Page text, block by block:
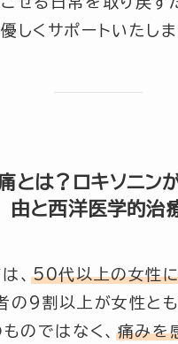
しくサポートいたしま
とは？ロキソニン
由と西洋医学的治
、50代以上の女性
の9割以上が女性と
ものではなく、
痛みを